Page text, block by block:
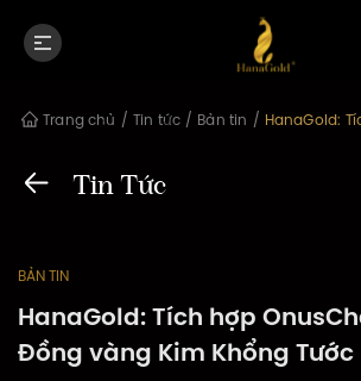
Trang chủ / Tin tức / Bản tin / HanaGold: Tích hợp OnusChain vào Đồng vàng
Tin Tức
BẢN TIN
HanaGold: Tích hợp
Đồng vàng Kim Khổng Tước